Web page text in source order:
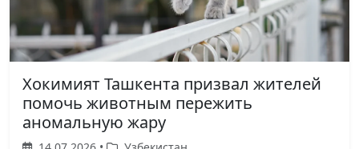
Хокимият Ташкента призвал жителей
помочь животным пережить
аномальную жару